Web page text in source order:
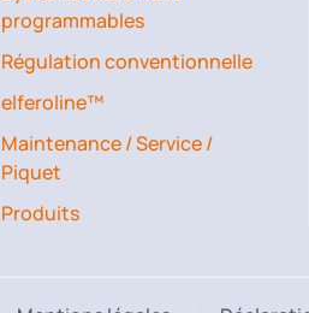
programmables
Régulation conventionnelle
elferoline™
Maintenance / Service /
Piquet
Produits